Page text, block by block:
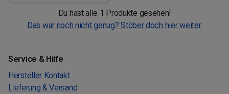
Du hast alle 1 Produkte gesehen!
Das war noch nicht genug? Stöber doch hier weiter.
Service & Hilfe
Hersteller Kontakt
Lieferung & Versand